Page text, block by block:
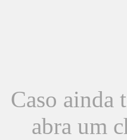
Caso ainda
abra um